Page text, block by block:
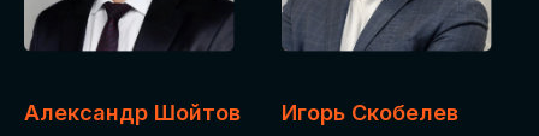
Александр Шойтов Игорь Скобелев